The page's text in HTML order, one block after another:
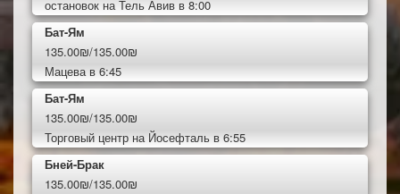
остановок на Тель Авив в 8:00
Бат-Ям
135.00₪/135.00₪
Мацева в 6:45
Бат-Ям
135.00₪/135.00₪
Торговый центр на Йосефталь в 6:55
Бней-Брак
135.00₪/135.00₪